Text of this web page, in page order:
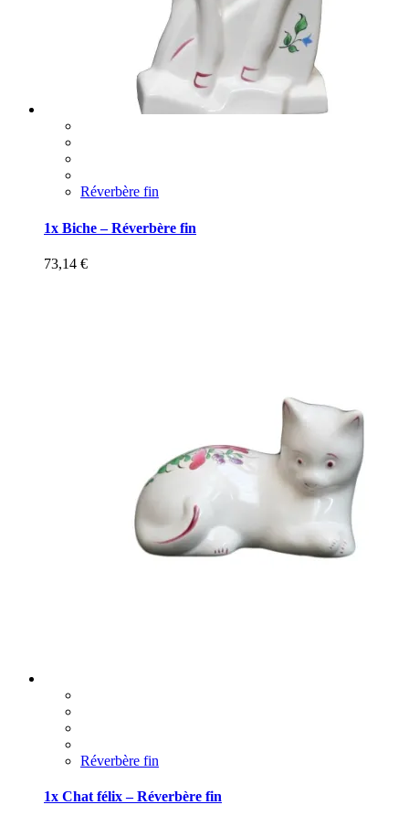
Réverbère fin
1x Biche – Réverbère fin
73,14 €
Réverbère fin
1x Chat félix – Réverbère fin